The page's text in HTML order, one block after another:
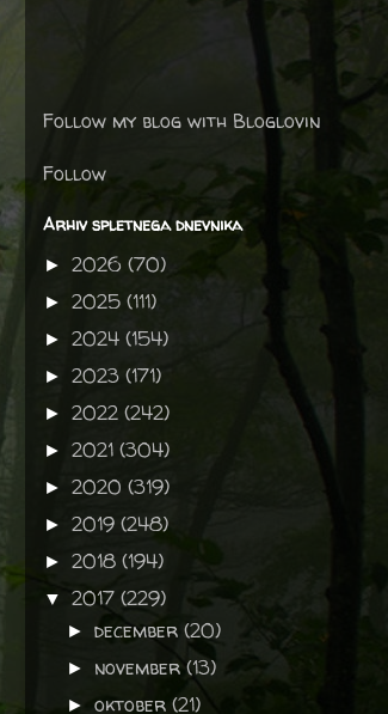
Follow my blog with Bloglovin
Follow
Arhiv spletnega dnevnika
► 2026 (70)
► 2025 (111)
► 2024 (154)
► 2023 (171)
► 2022 (242)
► 2021 (304)
► 2020 (319)
► 2019 (248)
► 2018 (194)
▼ 2017 (229)
►december(20)
► november(13)
►oktober(21)